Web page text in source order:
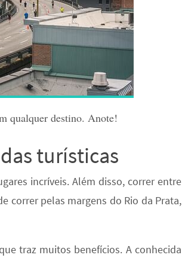
qualquer destino. Anote!
turísticas
incríveis. Além disso, correr entre
correr pelas margens do Rio da Prata,
traz muitos benefícios. A conhecida